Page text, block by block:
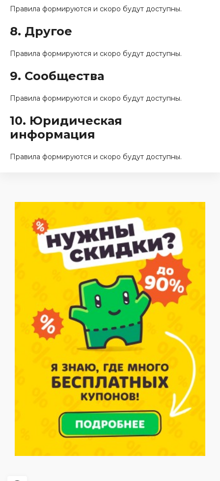
Правила формируются и скоро будут доступны.
8. Другое
Правила формируются и скоро будут доступны.
9. Сообщества
Правила формируются и скоро будут доступны.
10. Юридическая
информация
Правила формируются и скоро будут доступны.